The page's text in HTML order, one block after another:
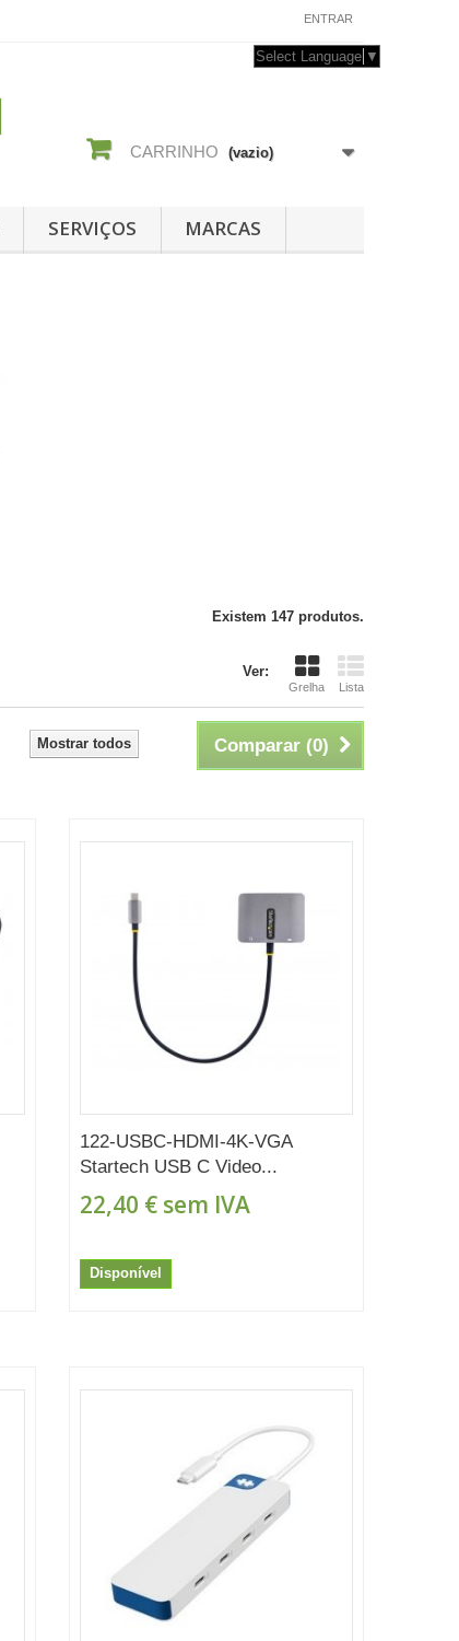
ENTRAR
Select Language ▼
CARRINHO (vazio)
SERVIÇOS MARCAS
Existem 147 produtos.
Ver:
Grelha Lista
Comparar (0)
Mostrar todos
122-USBC-HDMI-4K-VGA
Startech USB C Video...
22,40 €sem IVA
Disponível